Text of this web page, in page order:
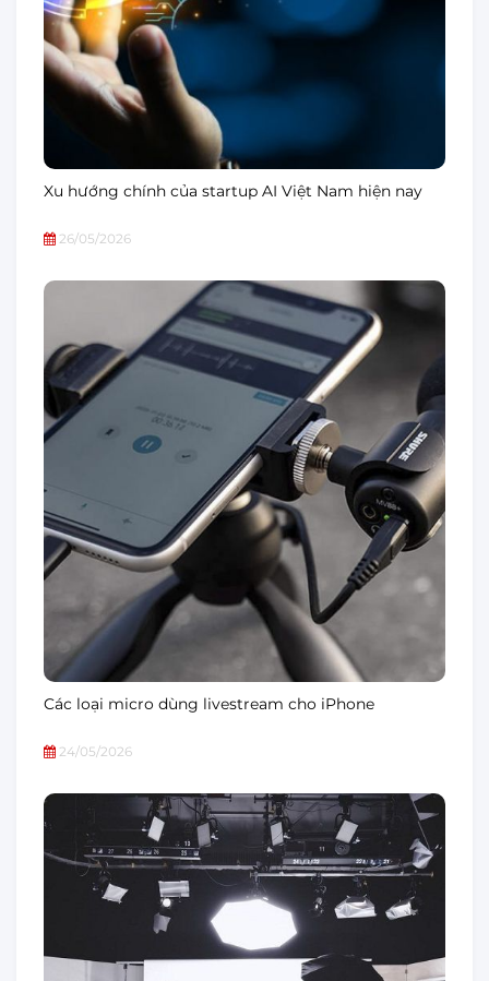
Xu hướng chính của startup AI Việt Nam hiện nay
26/05/2026
Các loại micro dùng livestream cho iPhone
24/05/2026